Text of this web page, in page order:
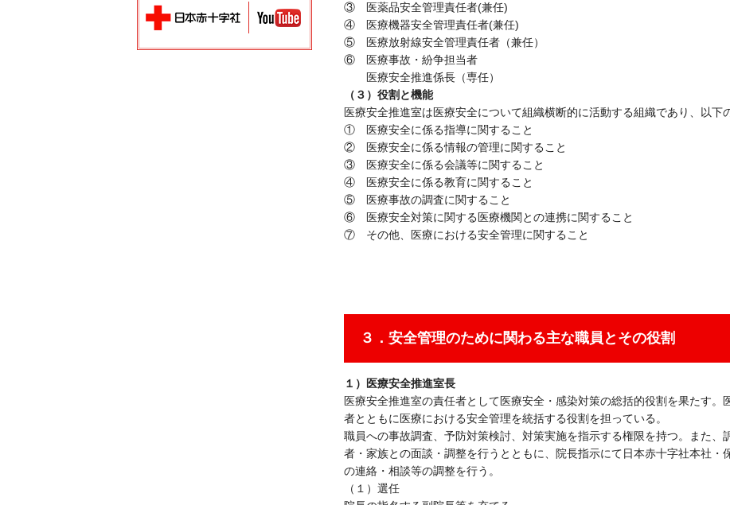
③ 医薬品安全管理責任者(兼任)
④ 医療機器安全管理責任者(兼任)
⑤ 医療放射線安全管理責任者（兼任）
⑥ 医療事故・紛争担当者
医療安全推進係長（専任）
（３）役割と機能
医療安全推進室は医療安全について組織横断的に活動する組織であり、以下
① 医療安全に係る指導に関すること
② 医療安全に係る情報の管理に関すること
③ 医療安全に係る会議等に関すること
④ 医療安全に係る教育に関すること
⑤ 医療事故の調査に関すること
⑥ 医療安全対策に関する医療機関との連携に関すること
⑦ その他、医療における安全管理に関すること
３．安全管理のために関わる主な職員とその役割
１）医療安全推進室長
医療安全推進室の責任者として医療安全・感染対策の総括的役割を果たす。
者とともに医療における安全管理を統括する役割を担っている。
職員への事故調査、予防対策検討、対策実施を指示する権限を持つ。また、
者・家族との面談・調整を行うとともに、院長指示にて日本赤十字社本社・
の連絡・相談等の調整を行う。
（１）選任